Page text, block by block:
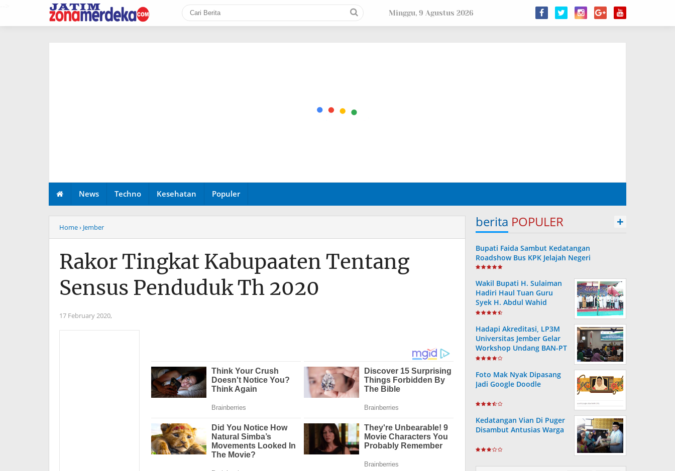
Minggu, 9 Agustus 2026
News Techno Kesehatan Populer
Home› Jember
Rakor Tingkat Kabupaaten Tentang
Sensus Penduduk Th 2020
17 February 2020,
berita POPULER +
Bupati Faida Sambut Kedatangan
Roadshow Bus KPK Jelajah Negeri
Wakil Bupati H. Sulaiman
Hadiri Haul Tuan Guru
Syek H. Abdul Wahid
Hadapi Akreditasi, LP3M
Universitas Jember Gelar
Workshop Undang BAN-PT
Foto Mak Nyak Dipasang
Jadi Google Doodle
Kedatangan Vian Di Puger
Disambut Antusias Warga